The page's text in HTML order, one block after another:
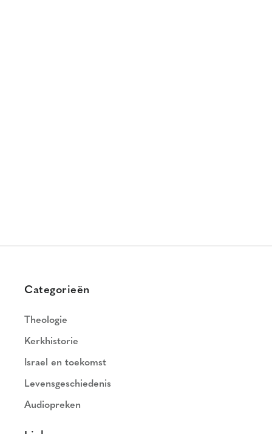
Categorieën
Theologie
Kerkhistorie
Israel en toekomst
Levensgeschiedenis
Audiopreken